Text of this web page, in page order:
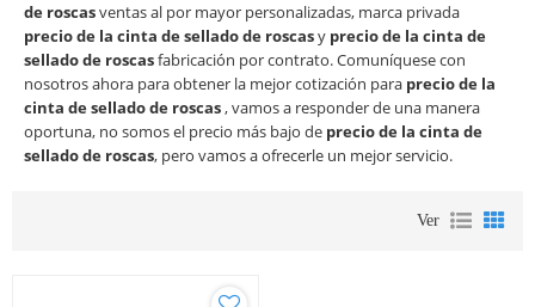
de roscasventas al por mayor personalizadas, marca privada
precio de la cinta de sellado de roscasy precio de la cinta de
sellado de roscasfabricación por contrato. Comuníquese con
nosotros ahora para obtener la mejor cotización para precio de la
cinta de sellado de roscas, vamos a responder de una manera
oportuna, no somos el precio más bajo de precio de la cinta de
sellado de roscas, pero vamos a ofrecerle un mejor servicio.
Ver